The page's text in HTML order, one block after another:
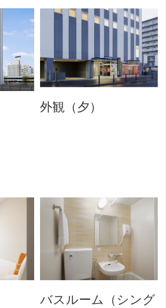
外観（夕）
バスルーム（シング